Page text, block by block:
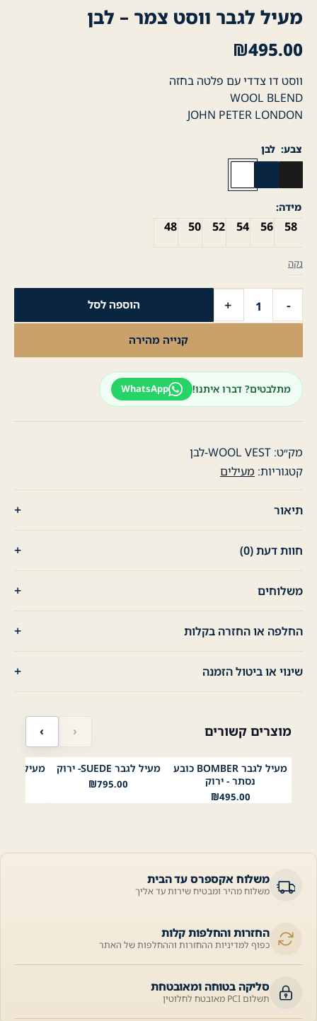
מעיל לגבר ווסט צמר – לבן
₪495.00
ווסט דו צדדי עם פלטה בחזה
WOOL BLEND
JOHN PETER LONDON
צבע לבן
מידה
48 50 52 54 56 58
נקה
-
של
צמר
+ הוספה לסל
קנייה מהירה
מתלבטים? דברו איתנו! WhatsApp
מק״ט: WOOL VEST-לבן
קטגוריות: מעילים
תיאור
חוות דעת (0)
משלוחים
החלפה או החזרה בקלות
שינוי או ביטול הזמנה
מוצרים קשורים ‹ ›
נייבי שחורירוק אדוםכאמלמעיל לגבר BOMBER כובע
נסתר - ירוק
₪495.00
חום שחורירוק מעיל לגבר SUEDE- ירוק
₪795.00
משלוח אקספרס עד הבית
משלוח מהיר ומבטיח שירות עד אליך
החזרות והחלפות קלות
כפוף למדיניות ההחזרות וההחלפות של האתר
סליקה בטוחה ומאובטחת
תשלום PCI מאובטח לחלוטין